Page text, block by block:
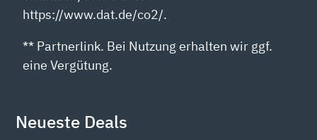
https://www.dat.de/co2/.
** Partnerlink. Bei Nutzung erhalten wir ggf.
eine Vergütung.
Neueste Deals